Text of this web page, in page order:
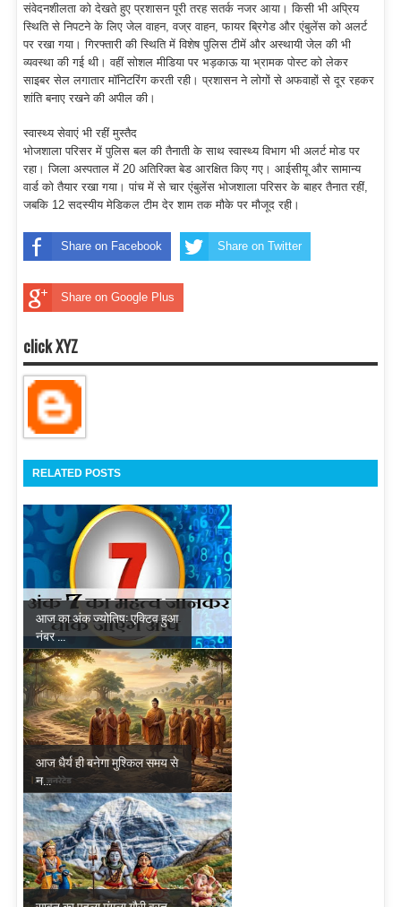
संवेदनशीलता को देखते हुए प्रशासन पूरी तरह सतर्क नजर आया। किसी भी अप्रिय
स्थिति से निपटने के लिए जेल वाहन, वज्र वाहन, फायर ब्रिगेड और एंबुलेंस को अलर्ट
पर रखा गया। गिरफ्तारी की स्थिति में विशेष पुलिस टीमें और अस्थायी जेल की भी
व्यवस्था की गई थी। वहीं सोशल मीडिया पर भड़काऊ या भ्रामक पोस्ट को लेकर
साइबर सेल लगातार मॉनिटरिंग करती रही। प्रशासन ने लोगों से अफवाहों से दूर रहकर
शांति बनाए रखने की अपील की।
स्वास्थ्य सेवाएं भी रहीं मुस्तैद
भोजशाला परिसर में पुलिस बल की तैनाती के साथ स्वास्थ्य विभाग भी अलर्ट मोड पर
रहा। जिला अस्पताल में 20 अतिरिक्त बेड आरक्षित किए गए। आईसीयू और सामान्य
वार्ड को तैयार रखा गया। पांच में से चार एंबुलेंस भोजशाला परिसर के बाहर तैनात रहीं,
जबकि 12 सदस्यीय मेडिकल टीम देर शाम तक मौके पर मौजूद रही।
Share on Facebook Share on Twitter
Share on Google Plus
click XYZ
RELATED POSTS
आज का अंक ज्योतिष: एक्टिव हुआ
नंबर ...
आज धैर्य ही बनेगा मुश्किल समय से
न...